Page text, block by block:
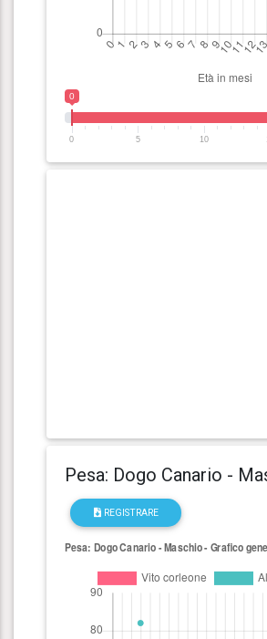
0
0 5 10
Pesa: Dogo Canario -
REGISTRARE